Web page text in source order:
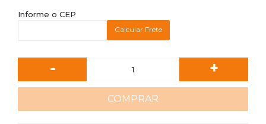
Informe o CEP
Calcular Frete
- +
COMPRAR